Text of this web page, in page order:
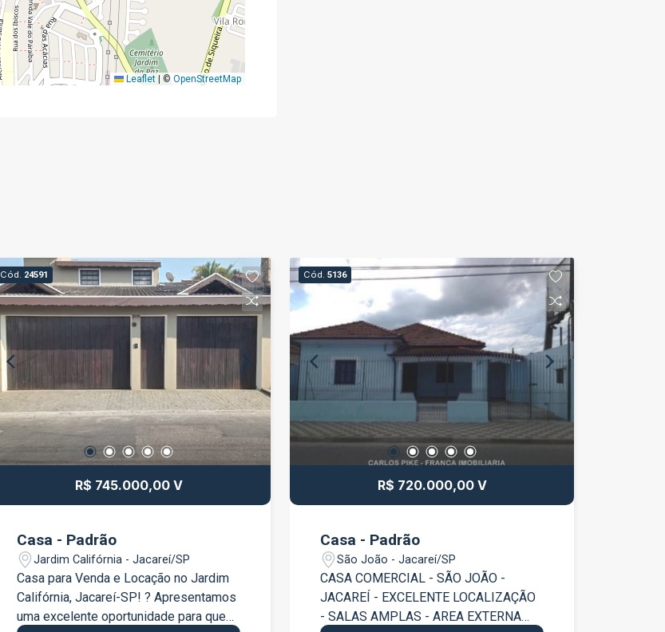
Leaflet © OpenStreetMap
Cód. 24591
R$ 745.000,00 V
Casa - Padrão
Jardim Califórnia - Jacareí/SP
Casa para Venda e Locação no Jardim
Califórnia, Jacareí-SP! ? Apresentamos
uma excelente oportunidade para quem
Cód. 5136
R$ 720.000,00 V
Casa - Padrão
São João - Jacareí/SP
CASA COMERCIAL - SÃO JOÃO -
JACAREÍ - EXCELENTE LOCALIZAÇÃO
- SALAS AMPLAS - AREA EXTERNA